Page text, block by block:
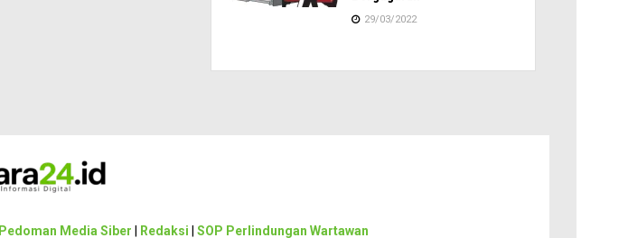
29/03/2022
Pedoman Media Siber Redaksi SOP Perlindungan Wartawan